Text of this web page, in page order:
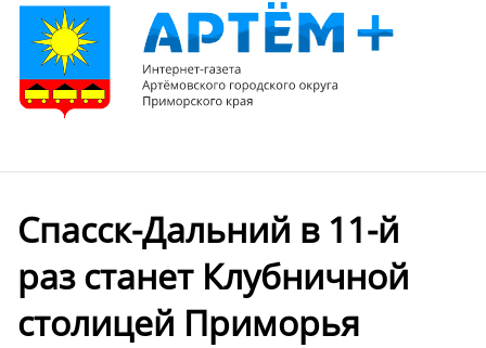
Спасск-Дальний в 11-й
раз станет Клубничной
столицей Приморья